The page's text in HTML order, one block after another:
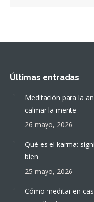
Últimas entradas
Meditación para la
calmar la mente
26 mayo, 2026
Qué es el karma:
bien
25 mayo, 2026
Cómo meditar en